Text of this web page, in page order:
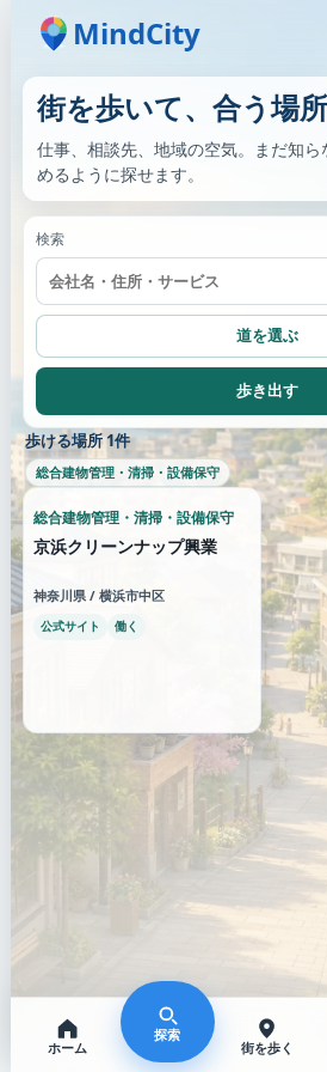
MindCity
街を歩いて、合う場
仕事、相談先、地域の空気。まだ知
めるように探せます。
検索
道を選ぶ
歩き出す
歩ける場所 1件
総合建物管理・清掃・設備保守
総合建物管理・清掃・設備保守
京浜クリーンナップ興業
神奈川県 / 横浜市中区
公式サイト 働く
ホーム
探索
街を歩く